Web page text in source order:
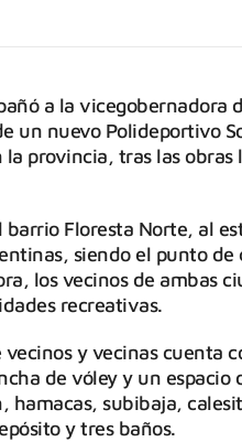
a la vicegobernadora
un nuevo Polideportivo
provincia, tras las obras
Floresta Norte, al
siendo el punto
los vecinos de ambas
recreativas.
y vecinas cuenta
de vóley y un espacio
hamacas, subibaja,
y tres baños.